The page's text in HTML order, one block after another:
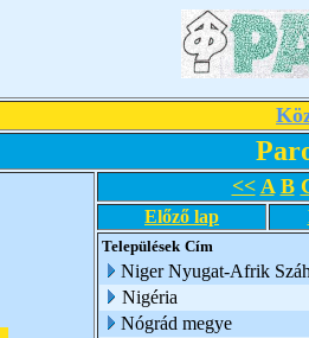
<< A B
Előző lap
Települések Cím
Niger Nyugat-Afrik
Nigéria
Nógrád megye